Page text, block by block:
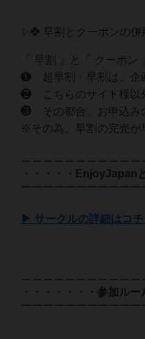
✨❖ 早割とクーポンの併
「 早割 」と「 クーポ
❶ 超早割・早割は、企
❷ こちらのサイト様以
❸ その都合、お申込み
※その為、早割の完売が
・・・・・EnjoyJapan
￣￣￣￣￣￣￣￣￣￣￣
▶ サークルの詳細はコ
・・・・・・・参加ルー
￣￣￣￣￣￣￣￣￣￣￣